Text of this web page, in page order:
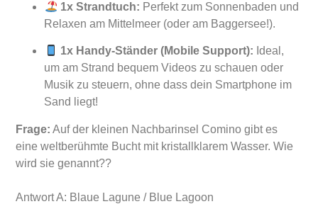
1x Strandtuch: Perfekt zum Sonnenbaden und
Relaxen am Mittelmeer (oder am Baggersee!).
1x Handy-Ständer (Mobile Support): Ideal,
um am Strand bequem Videos zu schauen oder
Musik zu steuern, ohne dass dein Smartphone im
Sand liegt!
Frage: Auf der kleinen Nachbarinsel Comino gibt es
eine weltberühmte Bucht mit kristallklarem Wasser. Wie
wird sie genannt??
Antwort A: Blaue Lagune / Blue Lagoon